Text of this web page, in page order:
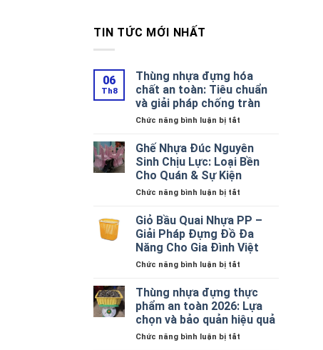
TIN TỨC MỚI NHẤT
06
Th8
Thùng nhựa đựng hóa
chất an toàn: Tiêu chuẩn
và giải pháp chống tràn
Chức năng bình luận bị tắt
nhựa
đựng
hóa
chất
Tiêu
chuẩn
và
giải
tràn
Ghế Nhựa Đúc Nguyên
Sinh Chịu Lực: Loại Bền
Cho Quán & Sự Kiện
Chức năng bình luận bị tắt
Nhựa
Đúc
Nguyên
Sinh
Loại
Bền
Cho
Quán
Giỏ Bầu Quai Nhựa PP –
Giải Pháp Đựng Đồ Đa
Năng Cho Gia Đình Việt
Chức năng bình luận bị tắt
Bầu
Quai
Nhựa
PP
Thùng nhựa đựng thực
phẩm an toàn 2026: Lựa
chọn và bảo quản hiệu quả
Chức năng bình luận bị tắt